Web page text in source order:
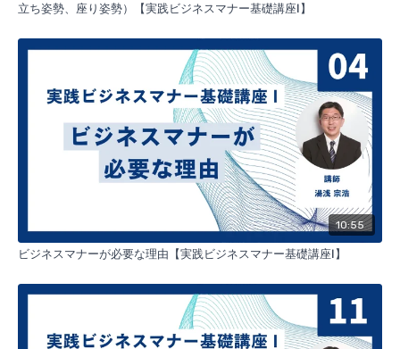
について、すぐに実践できる内容となっています。
ことを目的にしています。【全１９講座】
立ち姿勢、座り姿勢）【実践ビジネスマナー基礎講座Ⅰ】
10:55
ビジネスマナーが必要な理由【実践ビジネスマナー基礎講座Ⅰ】